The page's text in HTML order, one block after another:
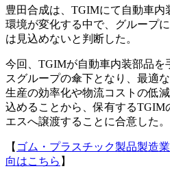
豊田合成は、TGIMにて自動車内
環境が変化する中で、グループ
は見込めないと判断した。
今回、TGIMが自動車内装部品を
スグループの傘下となり、最適
生産の効率化や物流コストの低
込めることから、保有するTGIM
エスへ譲渡することに合意した。
【 ゴム・プラスチック製品製造
向はこちら 】